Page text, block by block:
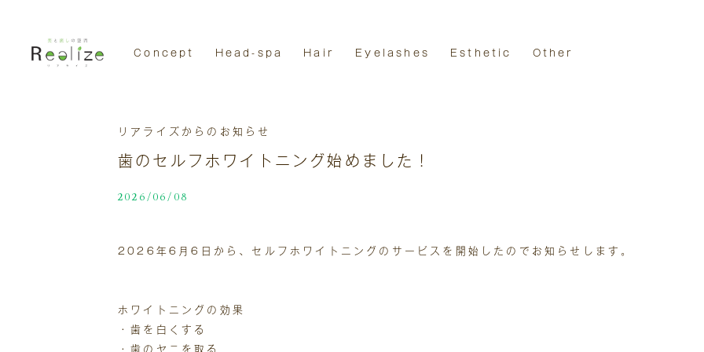
Concept Head-spa Hair Eyelashes Esthetic Other
リアライズからのお知らせ
歯のセルフホワイトニング始めました！
2026/06/08
2026年6月6日から、セルフホワイトニングのサービスを開始したのでお知らせします。
ホワイトニングの効果
・歯を白くする
・歯のヤニを取る